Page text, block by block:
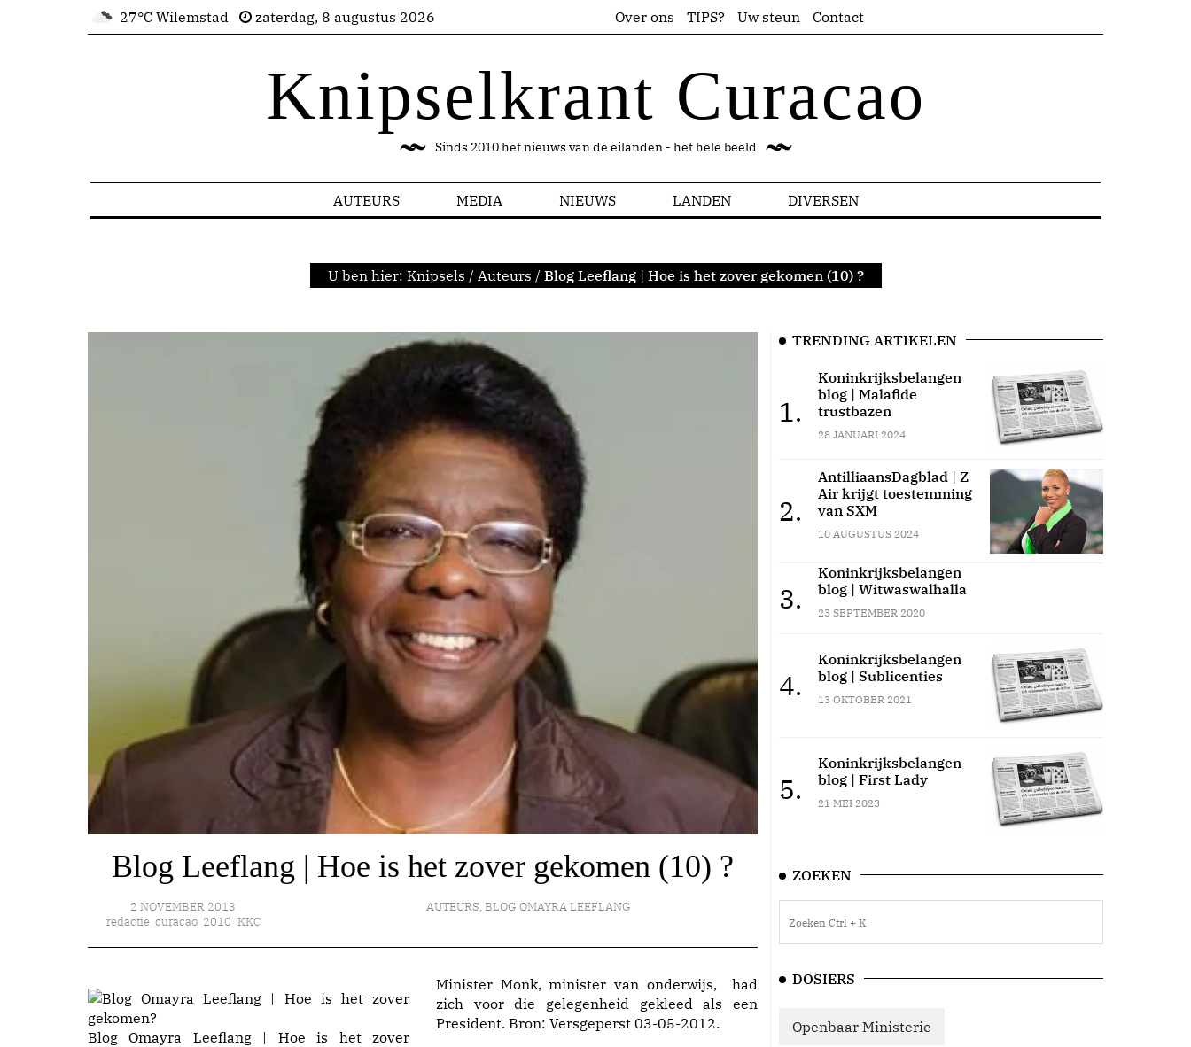
27°C Wilemstad zaterdag, 8 augustus 2026 Over ons TIPS? Uw steun Contact
Knipselkrant Curacao
Sinds 2010 het nieuws van de eilanden - het hele beeld
AUTEURS MEDIA NIEUWS LANDEN DIVERSEN
U ben hier: Knipsels / Auteurs / Blog Leeflang | Hoe is het zover gekomen (10) ?
Blog Leeflang | Hoe is het zover gekomen (10) ?
2 NOVEMBER 2013
redactie_curacao_2010_KKC
AUTEURS,BLOG OMAYRA LEEFLANG
Blog Omayra Leeflang | Hoe is het zover
Minister Monk, minister van onderwijs, had
zich voor die gelegenheid gekleed als een
President. Bron: Versgeperst 03-05-2012.
TRENDING ARTIKELEN
1.
Koninkrijksbelangen
blog | Malafide
trustbazen
28 JANUARI 2024
2.
AntilliaansDagblad | Z
Air krijgt toestemming
van SXM
10 AUGUSTUS 2024
3.
Koninkrijksbelangen
blog | Witwaswalhalla
23 SEPTEMBER 2020
4.
Koninkrijksbelangen
blog | Sublicenties
13 OKTOBER 2021
5.
Koninkrijksbelangen
blog | First Lady
21 MEI 2023
ZOEKEN
DOSIERS
Openbaar Ministerie